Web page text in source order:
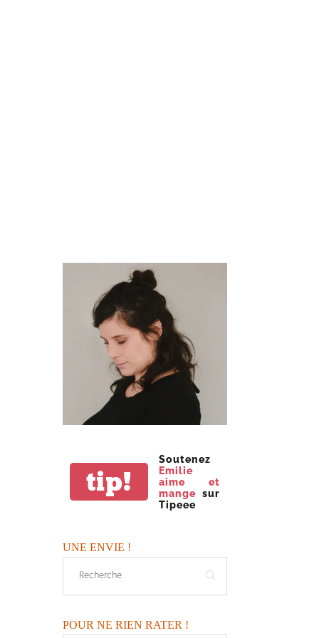
tip!
Soutenez
Emilie
aime et
mange sur
Tipeee
UNE ENVIE !
POUR NE RIEN RATER !